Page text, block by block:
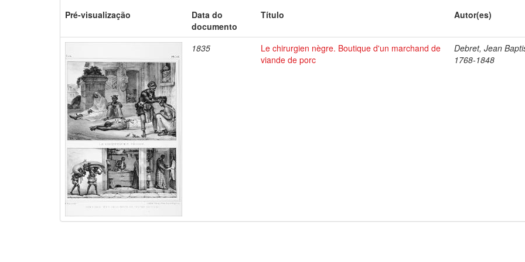
Pré-visualização
Data do
documento
Título Autor(es)
1835
Le chirurgien nègre. Boutique d'un marchand de
viande de porc
Debret, Jean
1768-1848